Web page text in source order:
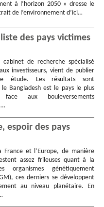
à l’horizon 2050 » dresse le
de l’environnement d’ici…
des pays victimes
cabinet de recherche spécialisé
investisseurs, vient de publier
étude. Les résultats sont
Bangladesh est le pays le plus
face aux bouleversements
espoir des pays
France et l’Europe, de manière
assez frileuses quant à la
organismes génétiquement
ces derniers se développent
au niveau planétaire. En